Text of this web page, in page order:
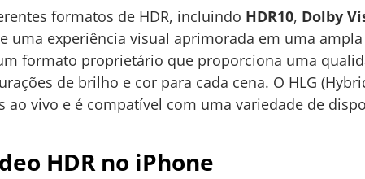
formatos de HDR, incluindo HDR10, Dolby
uma experiência visual aprimorada em uma
formato proprietário que proporciona uma
de brilho e cor para cada cena. O HLG
ao vivo e é compatível com uma variedade de
HDR no iPhone